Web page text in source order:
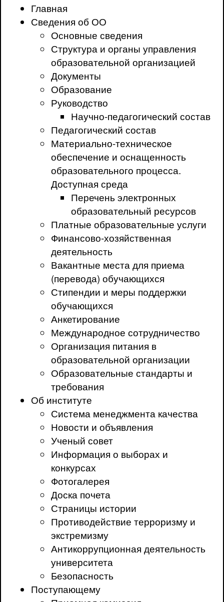
Главная
Сведения об ОО
Основные сведения
Структура и органы управления
образовательной организацией
Документы
Образование
Руководство
Научно-педагогический состав
Педагогический состав
Материально-техническое
обеспечение и оснащенность
образовательного процесса.
Доступная среда
Перечень электронных
образовательный ресурсов
Платные образовательные услуги
Финансово-хозяйственная
деятельность
Вакантные места для приема
(перевода) обучающихся
Стипендии и меры поддержки
обучающихся
Анкетирование
Международное сотрудничество
Организация питания в
образовательной организации
Образовательные стандарты и
требования
Об институте
Система менеджмента качества
Новости и объявления
Ученый совет
Информация о выборах и
конкурсах
Фотогалерея
Доска почета
Страницы истории
Противодействие терроризму и
экстремизму
Антикоррупционная деятельность
университета
Безопасность
Поступающему